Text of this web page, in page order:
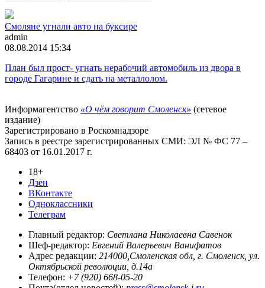
Смоляне угнали авто на буксире
admin
08.08.2014 15:34
План был прост- угнать нерабочий автомобиль из двора в
городе Гагарине и сдать на металлолом.
Информагентство «О чём говорит Смоленск» (сетевое
издание)
Зарегистрировано в Роскомнадзоре
Запись в реестре зарегистрированных СМИ: ЭЛ № ФС 77 –
68403 от 16.01.2017 г.
18+
Дзен
ВКонтакте
Одноклассники
Телеграм
Главный редактор: Светлана Николаевна Савенок
Шеф-редактор: Евгений Валерьевич Ванифатов
Адрес редакции: 214000,Смоленская обл, г. Смоленск, ул.
Октябрьской революции, д.14а
Телефон: +7 (920) 668-05-20